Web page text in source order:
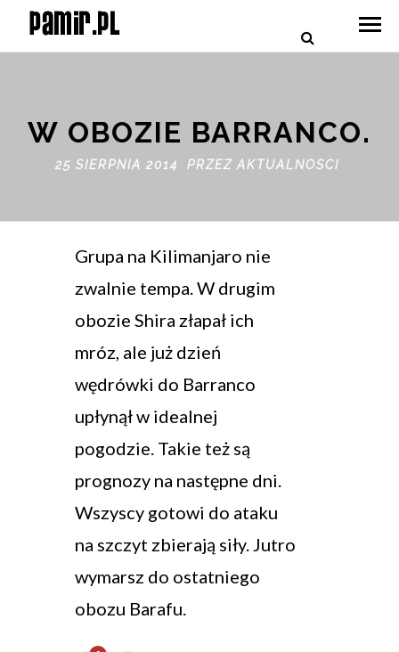
W OBOZIE BARRANCO.
25 SIERPNIA 2014 PRZEZAKTUALNOSCI
Grupa na Kilimanjaro nie
zwalnie tempa. W drugim
obozie Shira złapał ich
mróz, ale już dzień
wędrówki do Barranco
upłynął w idealnej
pogodzie. Takie też są
prognozy na następne dni.
Wszyscy gotowi do ataku
na szczyt zbierają siły. Jutro
wymarsz do ostatniego
obozu Barafu.